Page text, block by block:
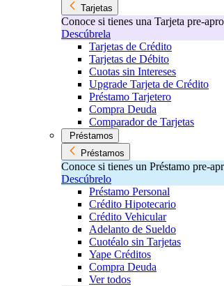
Tarjetas
Conoce si tienes una Tarjeta pre-
Descúbrela
Tarjetas de Crédito
Tarjetas de Débito
Cuotas sin Intereses
Upgrade Tarjeta de Crédito
Préstamo Tarjetero
Compra Deuda
Comparador de Tarjetas
Préstamos
Préstamos
Conoce si tienes un Préstamo pre-
Descúbrelo
Préstamo Personal
Crédito Hipotecario
Crédito Vehicular
Adelanto de Sueldo
Cuotéalo sin Tarjetas
Yape Créditos
Compra Deuda
Ver todos